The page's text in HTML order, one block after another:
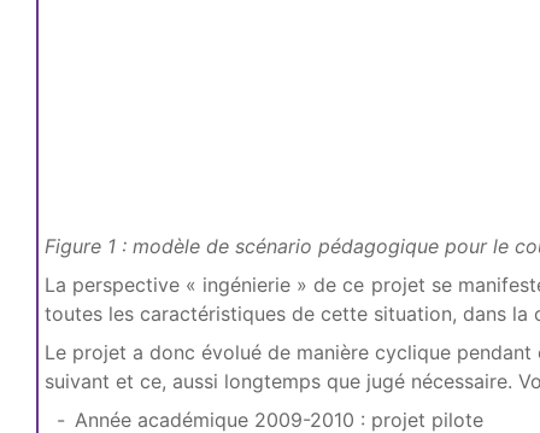
Figure 1 : modèle de scénario pédagogique pour le
La perspective « ingénierie » de ce projet se
toutes les caractéristiques de cette situation, dans
Le projet a donc évolué de manière cyclique
suivant et ce, aussi longtemps que jugé nécessaire.
Année académique 2009-2010 : projet pilote